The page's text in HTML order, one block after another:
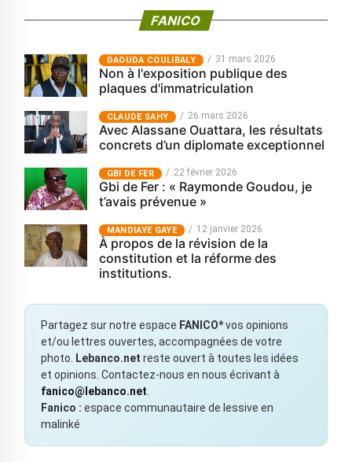
FANICO
‎DAOUDA COULIBALY 31 mars 2026
Non à l'exposition publique des
plaques d'immatriculation
CLAUDE SAHY 26 mars 2026
Avec Alassane Ouattara, les résultats
concrets d’un diplomate exceptionnel
GBI DE FER 22 février 2026
Gbi de Fer : « Raymonde Goudou, je
t’avais prévenue »
MANDIAYE GAYE 12 janvier 2026
À propos de la révision de la
constitution et la réforme des
institutions.
Partagez sur notre espace FANICO*vos opinions
et/ou lettres ouvertes, accompagnées de votre
photo. Lebanco.net reste ouvert à toutes les idées
et opinions. Contactez-nous en nous écrivant à
fanico@lebanco.net.
Fanico : espace communautaire de lessive en
malinké